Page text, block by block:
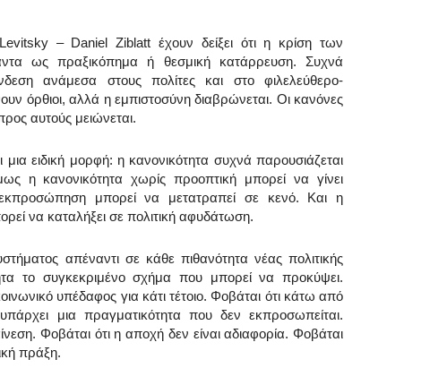
– Daniel Ziblatt έχουν δείξει ότι η κρίση των
ως πραξικόπημα ή θεσμική κατάρρευση. Συχνά
ανάμεσα στους πολίτες και στο φιλελεύθερο-
όρθιοι, αλλά η εμπιστοσύνη διαβρώνεται. Οι κανόνες
αυτούς μειώνεται.
ειδική μορφή: η κανονικότητα συχνά παρουσιάζεται
η κανονικότητα χωρίς προοπτική μπορεί να γίνει
μπορεί να μετατραπεί σε κενό. Και η
να καταλήξει σε πολιτική αφυδάτωση.
απέναντι σε κάθε πιθανότητα νέας πολιτικής
το συγκεκριμένο σχήμα που μπορεί να προκύψει.
υπέδαφος για κάτι τέτοιο. Φοβάται ότι κάτω από
μια πραγματικότητα που δεν εκπροσωπείται.
Φοβάται ότι η αποχή δεν είναι αδιαφορία. Φοβάται
πράξη.